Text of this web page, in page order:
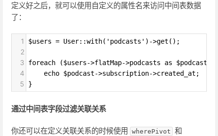
定义好之后，就可以使用自定义的属性名来访问中间表数据
了：
1 $users = User::with('podcasts')->get();
2
3
foreach ($users->flatMap->podcasts as $podcast)
4
    echo $podcast->subscription->created_at;
5 }
通过中间表字段过滤关联关系
你还可以在定义关联关系的时候使用 wherePivot 和